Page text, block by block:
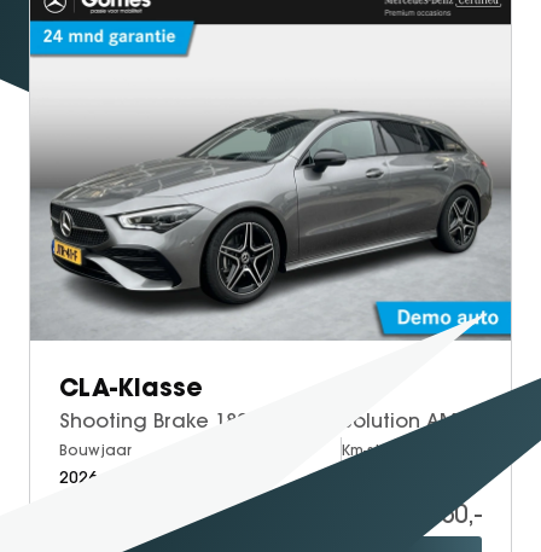
CLA-Klasse
Shooting Brake 180 Business Solution AMG | Panoramadak| Night pakket| Sfeerverlichting| Achteruitrijcamera
Bouwjaar
2026
Km-stand
46.950,-